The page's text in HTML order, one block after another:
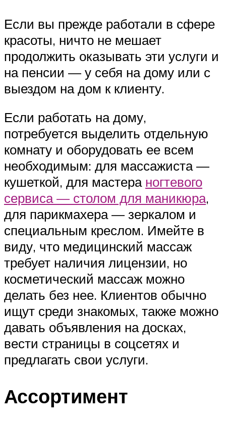
Если вы прежде работали в сфере
красоты, ничто не мешает
продолжить оказывать эти услуги и
на пенсии — у себя на дому или с
выездом на дом к клиенту.
Если работать на дому,
потребуется выделить отдельную
комнату и оборудовать ее всем
необходимым: для массажиста —
кушеткой, для мастера ногтевого
сервиса — столом для маникюра,
для парикмахера — зеркалом и
специальным креслом. Имейте в
виду, что медицинский массаж
требует наличия лицензии, но
косметический массаж можно
делать без нее. Клиентов обычно
ищут среди знакомых, также можно
давать объявления на досках,
вести страницы в соцсетях и
предлагать свои услуги.
Ассортимент